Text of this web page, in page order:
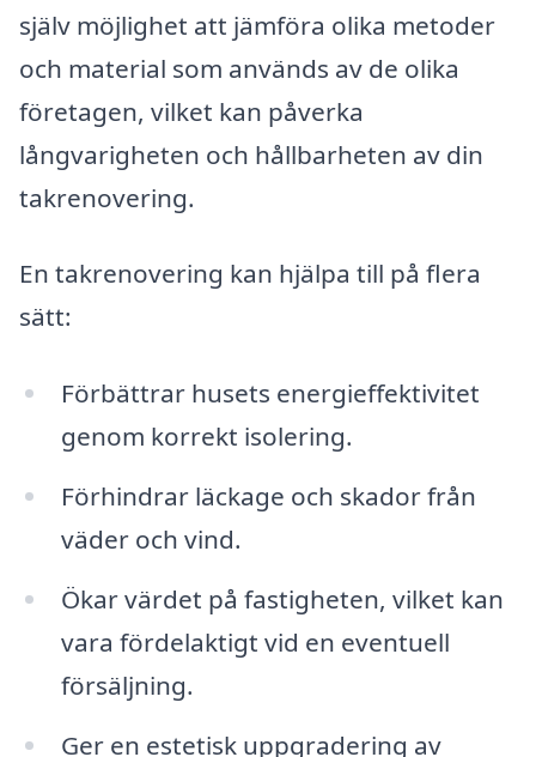
själv möjlighet att jämföra olika metoder
och material som används av de olika
företagen, vilket kan påverka
långvarigheten och hållbarheten av din
takrenovering.
En takrenovering kan hjälpa till på flera
sätt:
Förbättrar husets energieffektivitet
genom korrekt isolering.
Förhindrar läckage och skador från
väder och vind.
Ökar värdet på fastigheten, vilket kan
vara fördelaktigt vid en eventuell
försäljning.
Ger en estetisk uppgradering av